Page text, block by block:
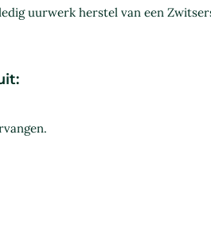
uurwerk herstel van een